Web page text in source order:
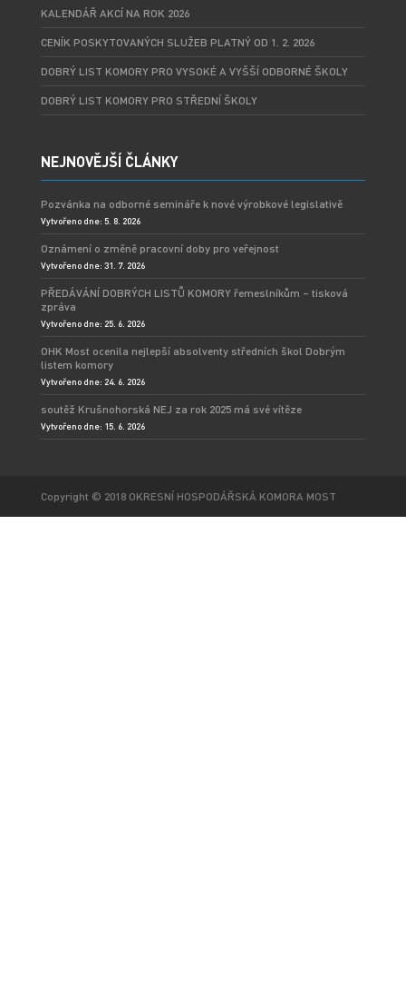
KALENDÁŘ AKCÍ NA ROK 2026
CENÍK POSKYTOVANÝCH SLUŽEB PLATNÝ OD 1. 2. 2026
DOBRÝ LIST KOMORY PRO VYSOKÉ A VYŠŠÍ ODBORNÉ ŠKOLY
DOBRÝ LIST KOMORY PRO STŘEDNÍ ŠKOLY
NEJNOVĚJŠÍ ČLÁNKY
Pozvánka na odborné semináře k nové výrobkové legislativě
Vytvořeno dne: 5. 8. 2026
Oznámení o změně pracovní doby pro veřejnost
Vytvořeno dne: 31. 7. 2026
PŘEDÁVÁNÍ DOBRÝCH LISTŮ KOMORY řemeslníkům – tisková
zpráva
Vytvořeno dne: 25. 6. 2026
OHK Most ocenila nejlepší absolventy středních škol Dobrým
listem komory
Vytvořeno dne: 24. 6. 2026
soutěž Krušnohorská NEJ za rok 2025 má své vítěze
Vytvořeno dne: 15. 6. 2026
Copyright © 2018 OKRESNÍ HOSPODÁŘSKÁ KOMORA MOST